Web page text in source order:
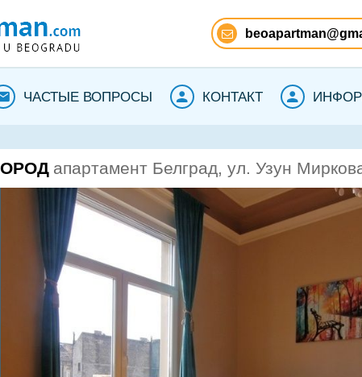
ЧАСТЫЕ ВОПРОСЫ КОНТАКТ
апартамент Белград, ул. Узун